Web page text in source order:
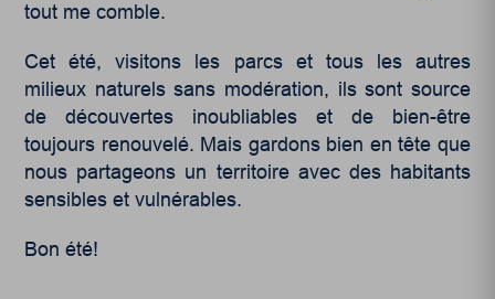
tout me comble.
Cet été, visitons les parcs et tous les autres
milieux naturels sans modération, ils sont source
de découvertes inoubliables et de bien-être
toujours renouvelé. Mais gardons bien en tête que
nous partageons un territoire avec des habitants
sensibles et vulnérables.
Bon été!